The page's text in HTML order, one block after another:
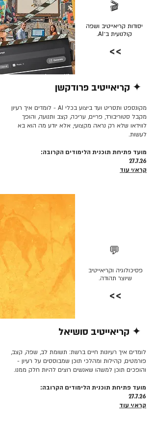
🎬
יסודות קריאייטיב ושפה
קולנועית ב־AI.
>>
✦ קריאייטיב פרודקשן
מקונספט ותסריט ועד ביצוע בכלי AI - לומדים איך רעיון
מקבל סטוריבורד, פריים, עריכה, קצב ותנועה, והופך
לווידאו שלא רק נראה מקצועי, אלא יודע מה הוא בא
לעשות.
מועד פתיחת תוכנית הלימודים הקרובה:
27.7.26
קרא/י עוד
💬
פסיכולוגיה וקריאייטיב
שיוצר תהודה.
>>
✦ קריאייטיב סושיאל
לומדים איך רעיונות חיים ברשת: תשומת לב, שפה, קצב,
פורמטים, קהילות ומהלכי תוכן שמבוססים על רעיון -
והופכים תוכן למשהו שאנשים רוצים להיות חלק ממנו.
מועד פתיחת תוכנית הלימודים הקרובה:
27.7.26
קרא/י עוד